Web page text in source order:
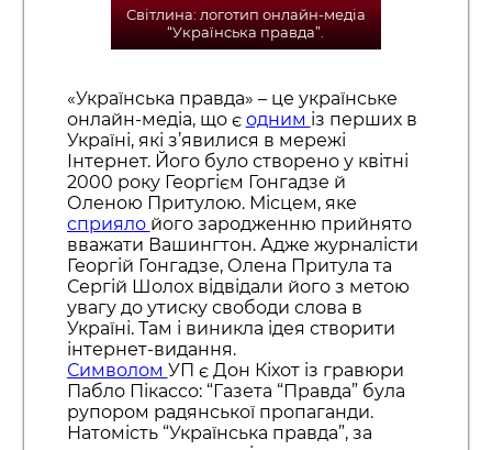
Світлина: логотип онлайн-медіа
“Українська правда”.
«Українська правда» – це українське
онлайн-медіа, що є одним із перших в
Україні, які з’явилися в мережі
Інтернет. Його було створено у квітні
2000 року Георгієм Гонгадзе й
Оленою Притулою. Місцем, яке
сприяло його зародженню прийнято
вважати Вашингтон. Адже журналісти
Георгій Гонгадзе, Олена Притула та
Сергій Шолох відвідали його з метою
увагу до утиску свободи слова в
Україні. Там і виникла ідея створити
інтернет-видання.
Символом УП є Дон Кіхот із гравюри
Пабло Пікассо: “Газета “Правда” була
рупором радянської пропаганди.
Натомість “Українська правда”, за